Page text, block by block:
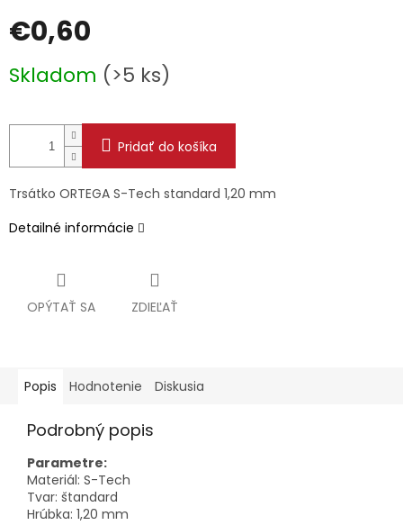
€0,60
cena:
Skladom (>5 ks)
Pridať do košíka
Trsátko ORTEGA S-Tech standard 1,20 mm
Detailné informácie
OPÝTAŤ SA ZDIEĽAŤ
Popis Hodnotenie Diskusia
Podrobný popis
Parametre:
Materiál: S-Tech
Tvar: štandard
Hrúbka: 1,20 mm